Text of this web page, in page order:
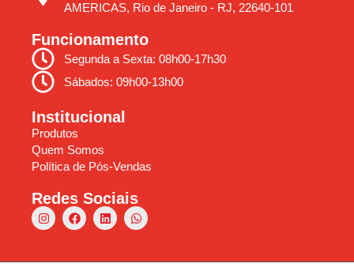
AMERICAS, Rio de Janeiro - RJ, 22640-101
Funcionamento
Segunda a Sexta: 08h00-17h30
Sábados: 09h00-13h00
Institucional
Produtos
Quem Somos
Política de Pós-Vendas
Redes Sociais